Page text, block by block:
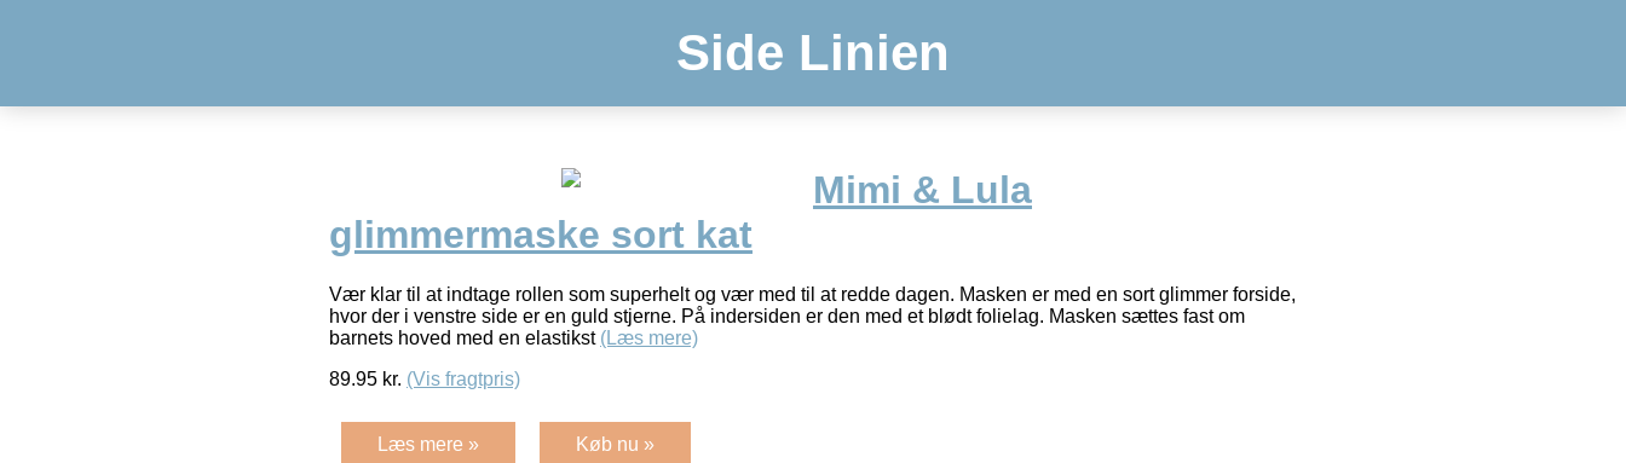
Side Linien
Mimi & Lula
glimmermaske sort kat
Vær klar til at indtage rollen som superhelt og vær med til at redde dagen. Masken er med en sort glimmer forside,
hvor der i venstre side er en guld stjerne. På indersiden er den med et blødt folielag. Masken sættes fast om
barnets hoved med en elastikst (Læs mere)
89.95 kr. (Vis fragtpris)
Læs mere » Køb nu »